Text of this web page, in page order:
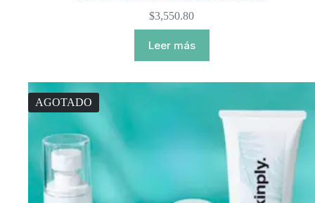
$3,550.80
Leer más
AGOTADO